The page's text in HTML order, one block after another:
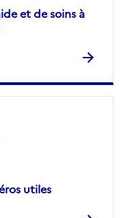
et de soins à
utiles